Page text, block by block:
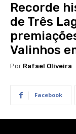
Recorde
de Três
Valinhos
Por Rafael Oliveira
Facebook